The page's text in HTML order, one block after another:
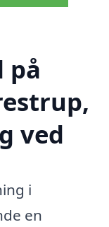
på
ved
i
en